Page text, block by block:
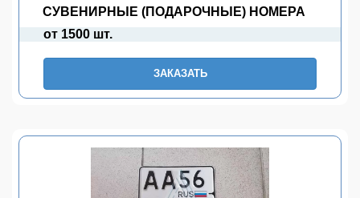
СУВЕНИРНЫЕ (ПОДАРОЧНЫЕ) НОМЕРА
от 1500 шт.
ЗАКАЗАТЬ